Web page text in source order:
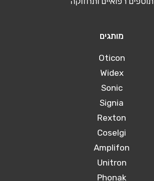
מותגים
Oticon
Widex
Sonic
Signia
Rexton
Coselgi
Amplifon
Unitron
Phonak